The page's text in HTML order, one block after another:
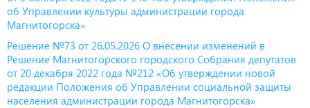
об Управлении культуры администрации города
Магнитогорска»
Решение №73 от 26.05.2026 О внесении изменений в
Решение Магнитогорского городского Собрания депутатов
от 20 декабря 2022 года №212 «Об утверждении новой
редакции Положения об Управлении социальной защиты
населения администрации города Магнитогорска»